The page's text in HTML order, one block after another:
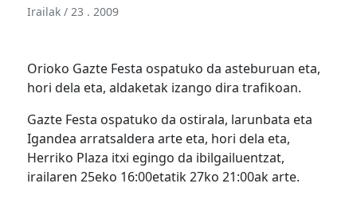
Irailak / 23 . 2009
Orioko Gazte Festa ospatuko da asteburuan eta,
hori dela eta, aldaketak izango dira trafikoan.
Gazte Festa ospatuko da ostirala, larunbata eta
Igandea arratsaldera arte eta, hori dela eta,
Herriko Plaza itxi egingo da ibilgailuentzat,
irailaren 25eko 16:00etatik 27ko 21:00ak arte.